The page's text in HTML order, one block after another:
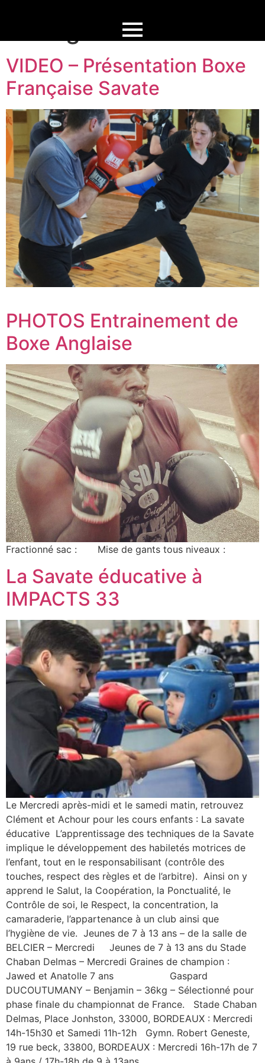
Catégorie :
VIDEO – Présentation Boxe
Française Savate
PHOTOS Entrainement de
Boxe Anglaise
Fractionné sac : Mise de gants tous niveaux :
La Savate éducative à
IMPACTS 33
Le Mercredi après-midi et le samedi matin, retrouvez
Clément et Achour pour les cours enfants : La savate
éducative L’apprentissage des techniques de la Savate
implique le développement des habiletés motrices de
l’enfant, tout en le responsabilisant (contrôle des
touches, respect des règles et de l’arbitre). Ainsi on y
apprend le Salut, la Coopération, la Ponctualité, le
Contrôle de soi, le Respect, la concentration, la
camaraderie, l’appartenance à un club ainsi que
l’hygiène de vie. Jeunes de 7 à 13 ans – de la salle de
BELCIER – Mercredi Jeunes de 7 à 13 ans du Stade
Chaban Delmas – Mercredi Graines de champion :
Jawed et Anatolle 7 ans Gaspard
DUCOUTUMANY – Benjamin – 36kg – Sélectionné pour
phase finale du championnat de France. Stade Chaban
Delmas, Place Jonhston, 33000, BORDEAUX : Mercredi
14h-15h30 et Samedi 11h-12h Gymn. Robert Geneste,
19 rue beck, 33800, BORDEAUX : Mercredi 16h-17h de 7